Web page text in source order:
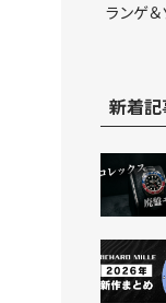
ランゲ
新着